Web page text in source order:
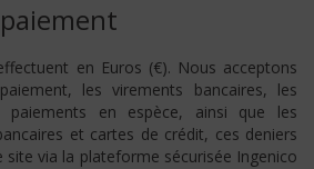
en Euros (€). Nous acceptons
les virements bancaires, les
paiements en espèce, ainsi que les
et cartes de crédit, ces deniers
site via la plateforme sécurisée Ingenico